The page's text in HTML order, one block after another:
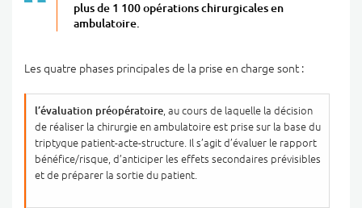
plus de 1 100 opérations chirurgicales en
ambulatoire.
Les quatre phases principales de la prise en charge sont :
l’évaluation préopératoire , au cours de laquelle la décision
de réaliser la chirurgie en ambulatoire est prise sur la base du
triptyque patient-acte-structure. Il s’agit d’évaluer le rapport
bénéfice/risque, d’anticiper les effets secondaires prévisibles
et de préparer la sortie du patient.